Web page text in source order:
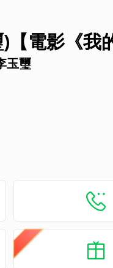
【電影《我
玉璽